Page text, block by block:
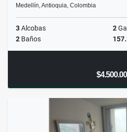
Medellín, Antioquia, Colombia
3Alcobas 2
2 Baños